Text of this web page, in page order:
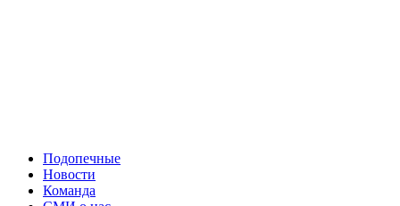
Подопечные
Новости
Команда